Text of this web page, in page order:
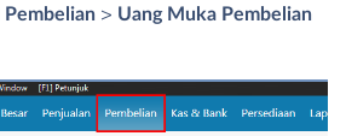
Pembelian > Uang Muka Pembelian